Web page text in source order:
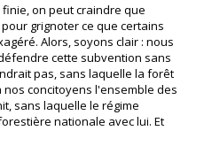
on peut craindre que
grignoter ce que certains
Alors, soyons clair : nous
cette subvention sans
pas, sans laquelle la forêt
concitoyens l'ensemble des
sans laquelle le régime
nationale avec lui. Et